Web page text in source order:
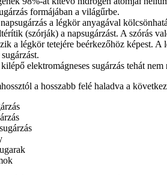
formájában a világűrbe.
a légkör anyagával
(szórják) a napsugárzást. A szórás
a légkör tetejére beérkezőhöz képest.
elektromágneses sugárzás tehát
a hosszabb felé haladva a